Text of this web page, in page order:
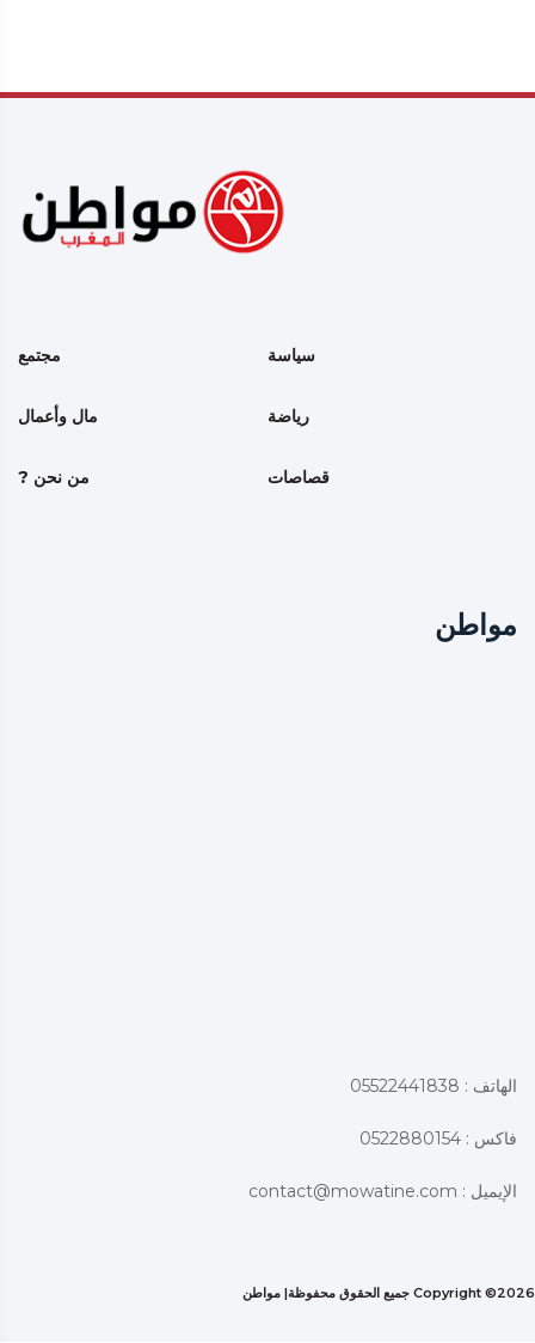
سياسة مجتمع
رياضة مال وأعمال
قصاصات من نحن ?
مواطن
الهاتف : 05522441838
فاكس : 0522880154
الإيميل : contact@mowatine.com
Copyright ©2026 جميع الحقوق محفوظة| مواطن